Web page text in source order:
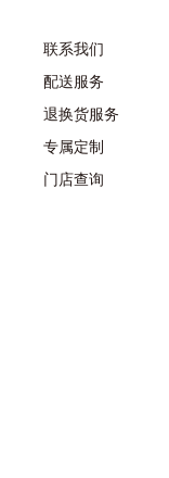
联系我们
配送服务
退换货服务
专属定制
门店查询